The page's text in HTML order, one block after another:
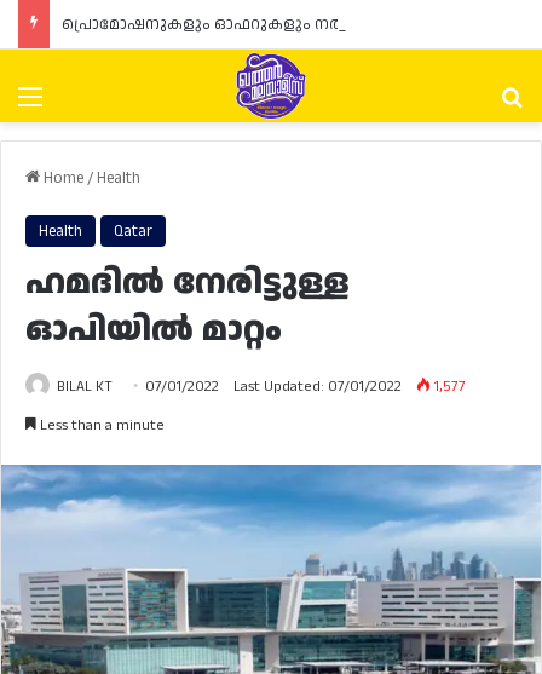
Menu
Home/ Health
Health Qatar
ഹമദിൽ നേരിട്ടുള്ള
ഓപിയിൽ മാറ്റം
BILAL KT 07/01/2022 Last Updated: 07/01/2022
1,577
Less than a minute